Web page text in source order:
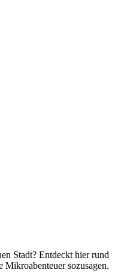
Stadt? Entdeckt hier rund
sozusagen.